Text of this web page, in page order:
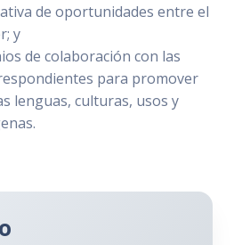
de oportunidades entre el
y
de colaboración con las
para promover
lenguas, culturas, usos y